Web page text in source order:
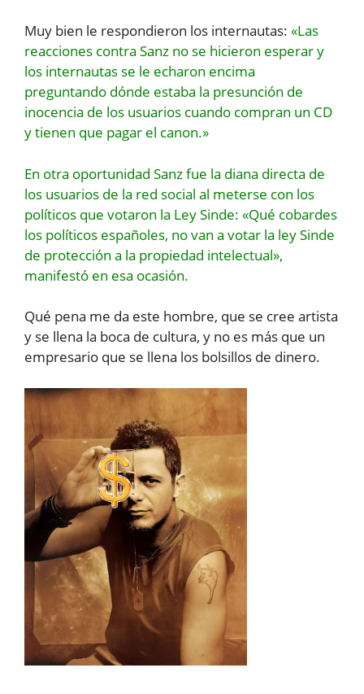
Muy bien le respondieron los internautas: «Las
reacciones contra Sanz no se hicieron esperar y
los internautas se le echaron encima
preguntando dónde estaba la presunción de
inocencia de los usuarios cuando compran un CD
y tienen que pagar el canon.»
En otra oportunidad Sanz fue la diana directa de
los usuarios de la red social al meterse con los
políticos que votaron la Ley Sinde: «Qué cobardes
los políticos españoles, no van a votar la ley Sinde
de protección a la propiedad intelectual»,
manifestó en esa ocasión.
Qué pena me da este hombre, que se cree artista
y se llena la boca de cultura, y no es más que un
empresario que se llena los bolsillos de dinero.